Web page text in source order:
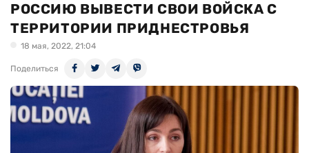
РОССИЮ ВЫВЕСТИ СВОИ ВОЙСКА С
ТЕРРИТОРИИ ПРИДНЕСТРОВЬЯ
18 мая, 2022, 21:04
Поделиться